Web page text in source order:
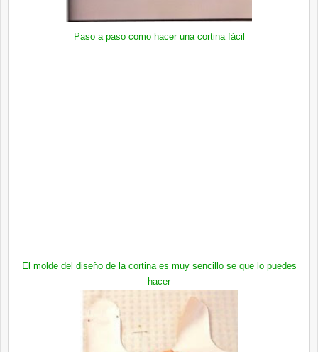
Paso a paso como hacer una cortina fácil
El molde del diseño de la cortina es muy sencillo se que lo puedes
hacer